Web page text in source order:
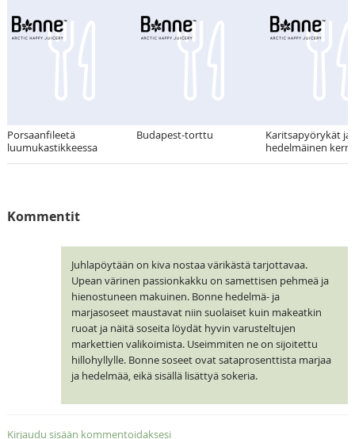
Porsaanfileetä
luumukastikkeessa
Budapest-torttu
Karitsapyörykät ja
hedelmäinen
Kommentit
Juhlapöytään on kiva nostaa värikästä tarjottavaa.
Upean värinen passionkakku on samettisen pehmeä ja
hienostuneen makuinen. Bonne hedelmä- ja
marjasoseet maustavat niin suolaiset kuin makeatkin
ruoat ja näitä soseita löydät hyvin varusteltujen
markettien valikoimista. Useimmiten ne on sijoitettu
hillohyllylle. Bonne soseet ovat sataprosenttista marjaa
ja hedelmää, eikä sisällä lisättyä sokeria.
Kirjaudu sisään kommentoidaksesi